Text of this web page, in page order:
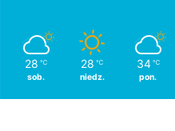
28 ℃
sob.
28 ℃
niedz.
34 ℃
pon.